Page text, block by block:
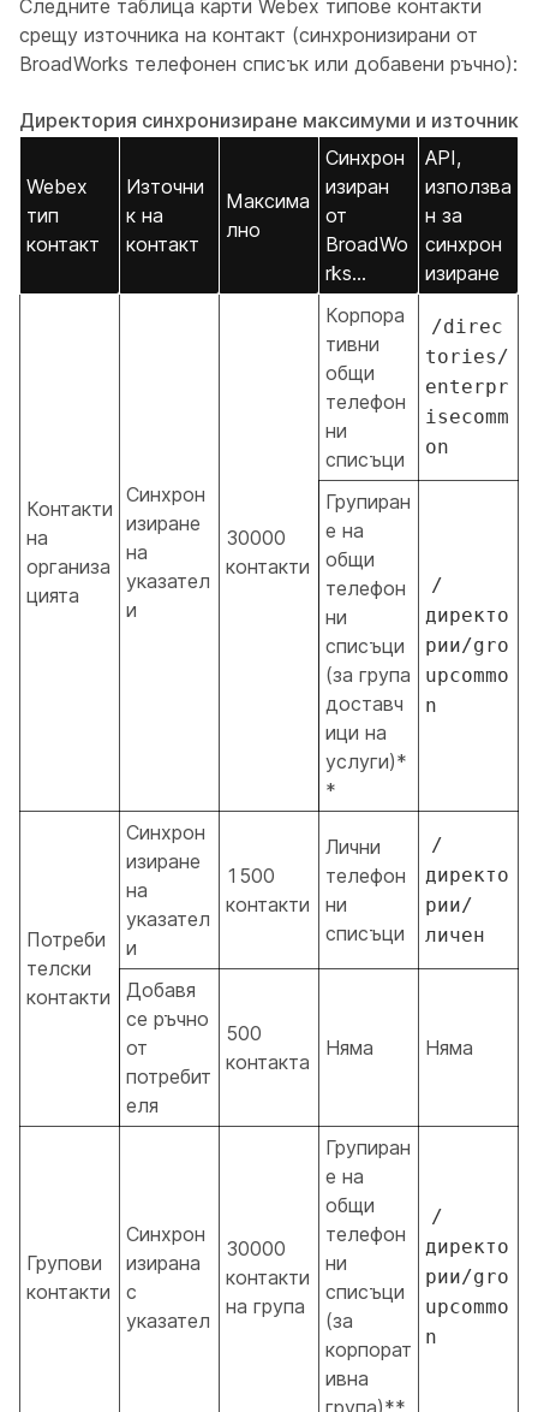
Следните таблица карти Webex типове контакти
срещу източника на контакт (синхронизирани от
BroadWorks телефонен списък или добавени ръчно):
Директория синхронизиране максимуми и източник
Webex
тип
контакт
Източни
к на
контакт
Максима
лно
Синхрон
изиран
от
BroadWo
rks...
API,
използва
н за
синхрон
изиране
Контакти
на
организа
цията
Синхрон
изиране
на
указател
и
30000
контакти
Корпора
тивни
общи
телефон
ни
списъци
/direc
tories/
enterpr
isecomm
on
Групиран
е на
общи
телефон
ни
списъци
(за група
доставч
ици на
услуги)*
*
/
директо
рии/gro
upcommo
n
Потреби
телски
контакти
Синхрон
изиране
на
указател
и
1500
контакти
Лични
телефон
ни
списъци
/
директо
рии/
личен
Добавя
се ръчно
от
потребит
еля
500
контакта
Няма Няма
Групови
контакти
Синхрон
изирана
с
указател
30000
контакти
на група
Групиран
е на
общи
телефон
ни
списъци
(за
корпорат
ивна
група)**
/
директо
рии/gro
upcommo
n